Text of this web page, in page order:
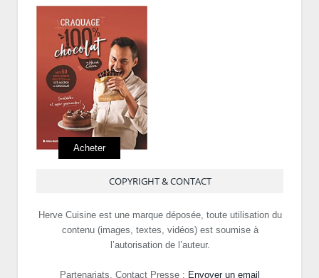
Acheter
COPYRIGHT & CONTACT
Herve Cuisine est une marque déposée, toute utilisation du
contenu (images, textes, vidéos) est soumise à
l’autorisation de l’auteur.
Partenariats, Contact Presse : Envoyer un email